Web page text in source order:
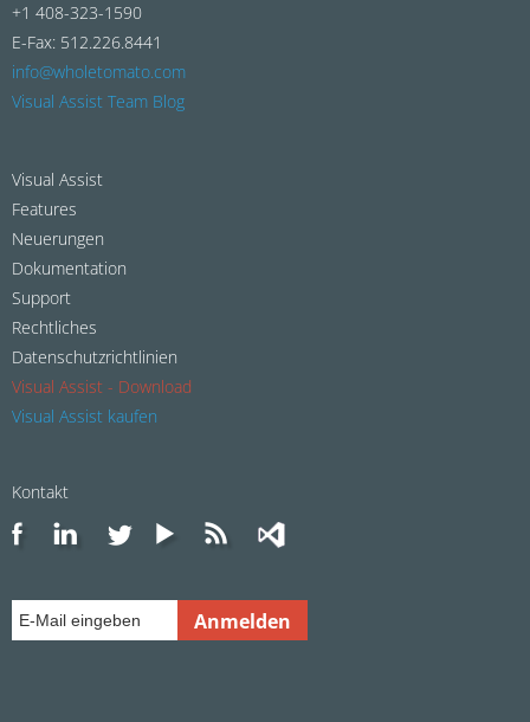
+1 408-323-1590
E-Fax: 512.226.8441
info@wholetomato.com
Visual Assist Team Blog
Visual Assist
Features
Neuerungen
Dokumentation
Support
Rechtliches
Datenschutzrichtlinien
Visual Assist - Download
Visual Assist kaufen
Kontakt
Anmelden